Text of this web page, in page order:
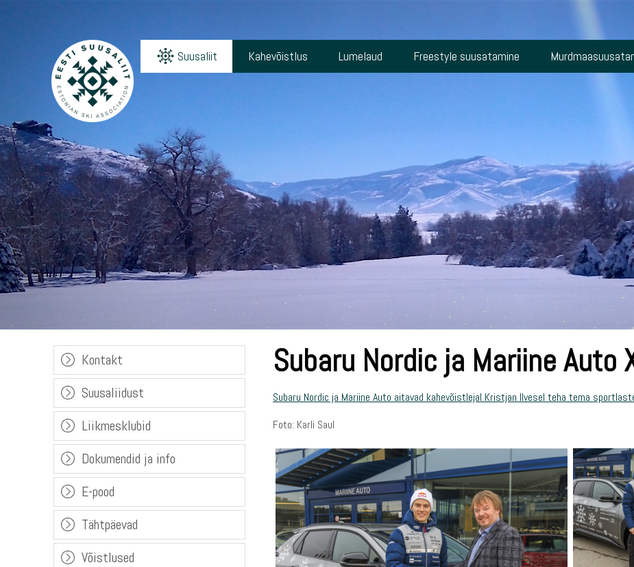
Suusaliit Kahevõistlus Lumelaud Freestyle suusatamine
Kontakt
Suusaliidust
Liikmesklubid
Dokumendid ja info
E-pood
Tähtpäevad
Võistlused
Subaru Nordic ja Mariine Auto
Subaru Nordic ja Mariine Auto aitavad kahevõistlejal Kristjan Ilvesel teha tema
Foto: Karli Saul